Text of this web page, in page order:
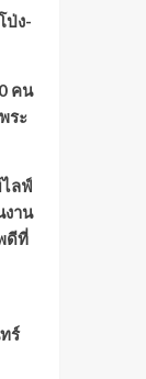
ป่ง-
คน
ระ
ลฟ์
าน
ดีที่
ร์